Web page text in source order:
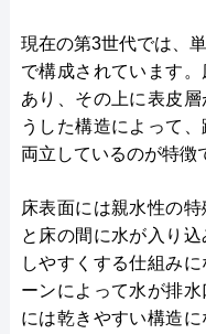
現在の第3世代では、
で構成されています
あり、その上に表皮
うした構造によって
両立しているのが特徴
床表面には親水性の
と床の間に水が入り
しやすくする仕組み
ーンによって水が排
には乾きやすい構造